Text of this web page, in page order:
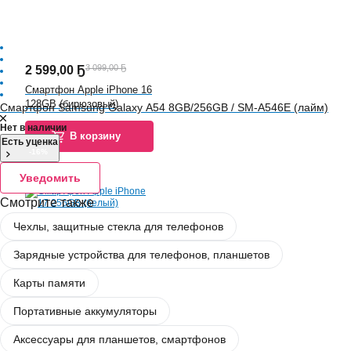
2 599,00 Ҕ3 099,00 Ҕ
Смартфон Apple iPhone 16
128GB (бирюзовый)
В корзину
5.0 (153)
3 199,00 Ҕ3 799,00 Ҕ
Смартфон Apple iPhone 17
Смартфон Samsung Galaxy A54 8GB/256GB / SM-A546E (лайм)
Нет в наличии
Есть уценка
Уведомить
Смотрите также
Чехлы, защитные стекла для телефонов
Зарядные устройства для телефонов, планшетов
Карты памяти
Портативные аккумуляторы
Аксессуары для планшетов, смартфонов